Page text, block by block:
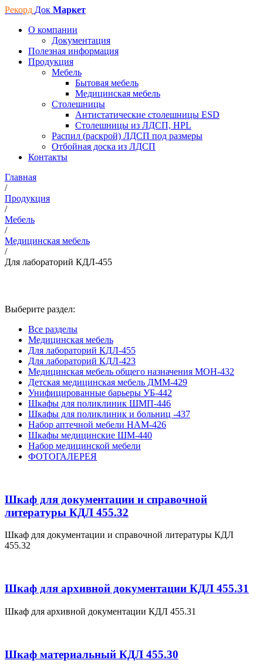
Рекорд Док Маркет
О компании
Документация
Полезная информация
Продукция
Мебель
Бытовая мебель
Медицинская мебель
Столешницы
Антистатические столешницы ESD
Столешницы из ЛДСП, HPL
Распил (раскрой) ЛДСП под размеры
Отбойная доска из ЛДСП
Контакты
Главная
/
Продукция
/
Мебель
/
Медицинская мебель
/
Для лабораторий КДЛ-455
Выберите раздел:
Все разделы
Медицинская мебель
Для лабораторий КДЛ-455
Для лабораторий КДЛ-423
Медицинская мебель общего назначения МОН-432
Детская медицинская мебель ДММ-429
Унифицированные барьеры УБ-442
Шкафы для поликлиник ШМП-446
Шкафы для поликлиник и больниц -437
Набор аптечной мебели НАМ-426
Шкафы медицинские ШМ-440
Набор медицинской мебели
ФОТОГАЛЕРЕЯ
Шкаф для документации и справочной
литературы КДЛ 455.32
Шкаф для документации и справочной литературы КДЛ
455.32
Шкаф для архивной документации КДЛ 455.31
Шкаф для архивной документации КДЛ 455.31
Шкаф материальный КДЛ 455.30